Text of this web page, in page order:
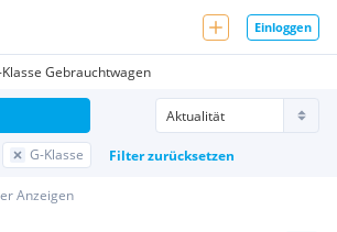
Einloggen
Gebrauchtwagen
G-Klasse Filter zurücksetzen
Anzeigen